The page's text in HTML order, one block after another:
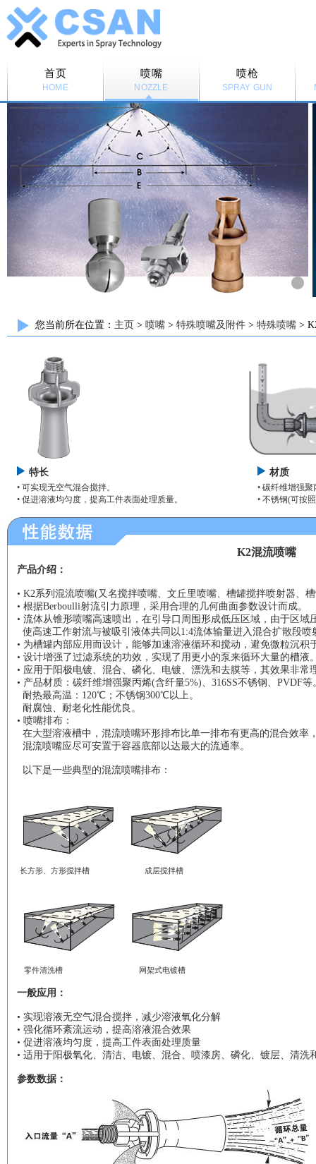
首页
HOME
喷嘴
NOZZLE
喷枪
SPRAY GUN
您当前所在位置： 主页 > 喷嘴 > 特殊喷嘴及附件 > 特殊喷嘴 >
特长
• 可实现无空气混合搅拌。
• 促进溶液均匀度，提高工件表面处理质量。
材质
• 碳纤维增强聚
• 不锈钢(可按
K2混流喷嘴
产品介绍：
• K2系列混流喷嘴(又名搅拌喷嘴、文丘里喷嘴、槽罐搅拌喷射器、
• 根据Berboulli射流引力原理，采用合理的几何曲面参数设计而成。
• 流体从锥形喷嘴高速喷出，在引导口周围形成低压区域，由于区域
使高速工作射流与被吸引液体共同以1:4流体输量进入混合扩散段喷
• 为槽罐内部应用而设计，能够加速溶液循环和搅动，避免微粒沉积
• 设计增强了过滤系统的功效，实现了用更小的泵来循环大量的槽液
• 应用于阳极电镀、混合、磷化、电镀、漂洗和去膜等，其效果非常
• 产品材质：碳纤维增强聚丙烯(含纤量5%)、316SS不锈钢、PVDF等
耐热最高温：120℃；不锈钢300℃以上。
耐腐蚀、耐老化性能优良。
• 喷嘴排布：
在大型溶液槽中，混流喷嘴环形排布比单一排布有更高的混合效率
混流喷嘴应尽可安置于容器底部以达最大的流通率。
以下是一些典型的混流喷嘴排布：
长方形、方形搅拌槽 成层搅拌槽
零件清洗槽 网架式电镀槽
一般应用：
• 实现溶液无空气混合搅拌，减少溶液氧化分解
• 强化循环紊流运动，提高溶液混合效果
• 促进溶液均匀度，提高工件表面处理质量
• 适用于阳极氧化、清洁、电镀、混合、喷漆房、磷化、镀层、清洗
参数数据：